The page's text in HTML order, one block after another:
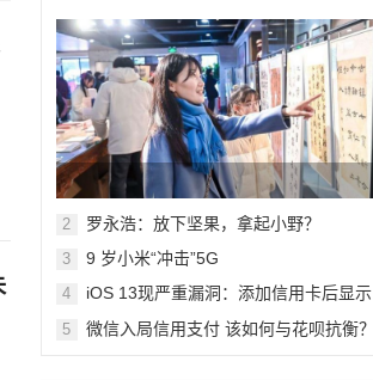
2 罗永浩：放下坚果，拿起小野？
3 9 岁小米“冲击”5G
4
iOS 13现严重漏洞：添加信用卡后显示
5 微信入局信用支付 该如何与花呗抗衡？